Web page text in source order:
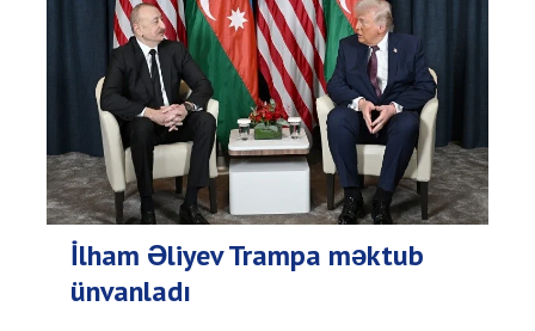
İlham Əliyev Trampa məktub
ünvanladı